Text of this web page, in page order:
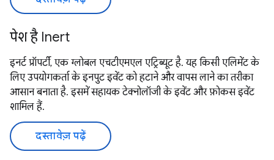
पेश है Inert
इनर्ट प्रॉपर्टी, एक ग्लोबल एचटीएमएल एट्रिब्यूट है. यह किसी एलिमेंट के
लिए उपयोगकर्ता के इनपुट इवेंट को हटाने और वापस लाने का तरीका
आसान बनाता है. इसमें सहायक टेक्नोलॉजी के इवेंट और फ़ोकस इवेंट
शामिल हैं.
दस्तावेज़ पढ़ें